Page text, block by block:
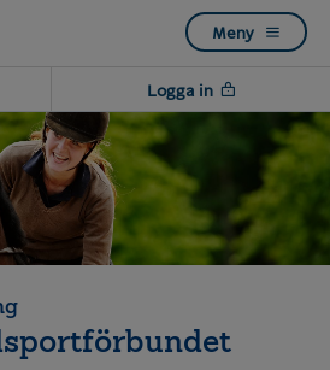
Meny
Logga in